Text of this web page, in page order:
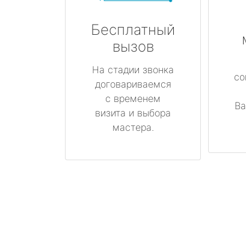
Бесплатный
вызов
На стадии звонка
договариваемся
с временем
визита и выбора
мастера.